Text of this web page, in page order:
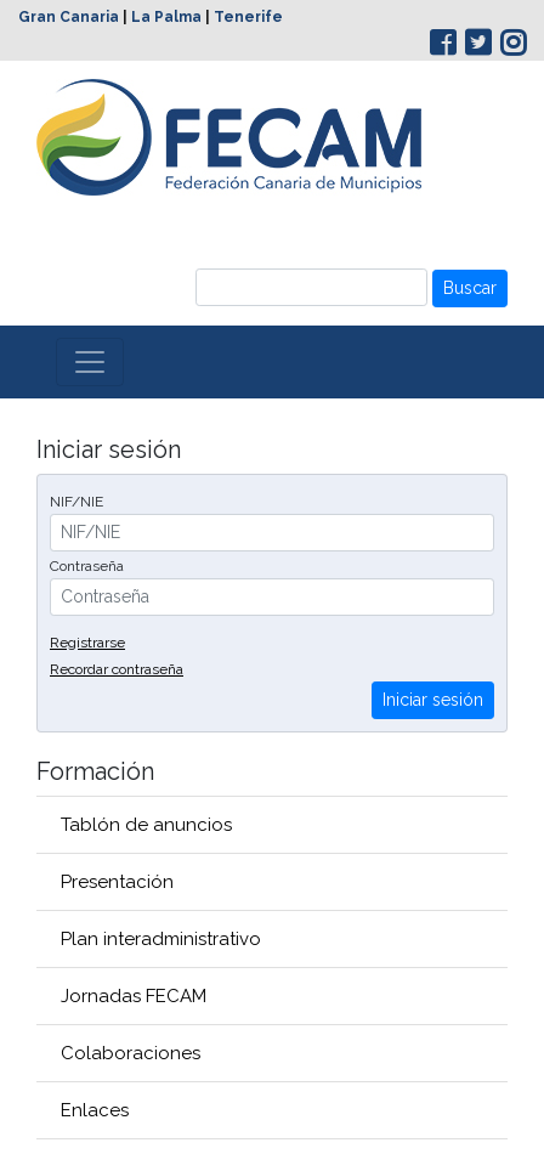
Gran Canaria La Palma Tenerife
Buscar
Iniciar sesión
NIF/NIE
Contraseña
Registrarse
Recordar contraseña
Iniciar sesión
Formación
Tablón de anuncios
Presentación
Plan interadministrativo
Jornadas FECAM
Colaboraciones
Enlaces